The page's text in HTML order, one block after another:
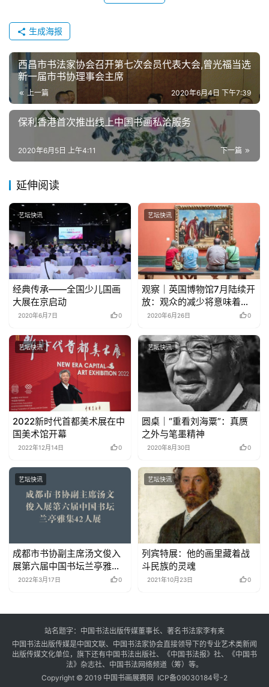
生成海报
西昌市书法家协会召开第七次会员代表大会,曾光福当选
新一届市书协理事会主席
上一篇 2020年6月4日 下午7:39
保利香港首次推出线上中国书画私洽服务
下一篇
2020年6月5日 上午4:11
延伸阅读
艺坛快讯
经典传承——全国少儿国画
大展在京启动
2020年6月7日 0
艺坛快讯
观察｜英国博物馆7月陆续开
放：观众的减少将意味着什
么？
2020年6月26日 0
艺坛快讯
2022新时代首都美术展在中
国美术馆开幕
2022年12月14日 0
艺坛快讯
圆桌｜“重看刘海粟”：真赝
之外与笔墨精神
2020年8月30日 0
艺坛快讯
成都市书协副主席汤文俊入
展第六届中国书坛兰亭雅集
42人展
2022年3月17日 0
艺坛快讯
列宾特展：他的画里藏着战
斗民族的灵魂
2021年10月23日 0
站名题字：中国书法出版传媒董事长、著名书法家李有来
中国书法出版传媒是中国文联、中国书法家协会直接领导下的专业艺术类新闻
出版传媒文化单位，旗下还有中国书法出版社、《中国书法报》社、《中国书
法》杂志社、中国书法网络频道（筹）等。
Copyright © 2019 中国书画展赛网 ICP备09030184号-2